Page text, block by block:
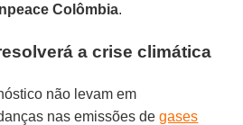
Colômbia.
a crise climática
não levam em
nas emissões degases